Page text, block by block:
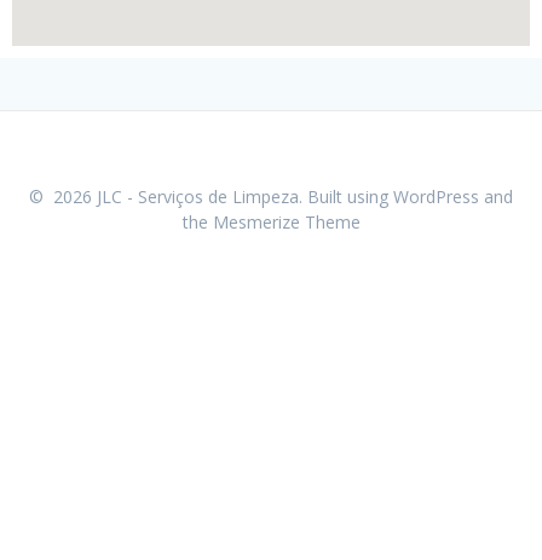
© 2026 JLC - Serviços de Limpeza. Built using WordPress and
the Mesmerize Theme